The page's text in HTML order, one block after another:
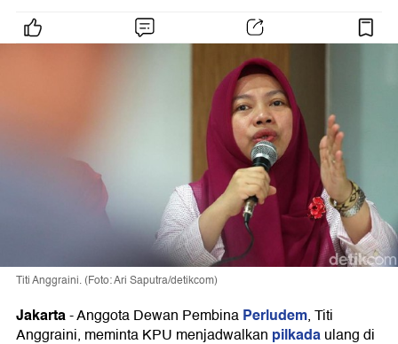
Titi Anggraini. (Foto: Ari Saputra/detikcom)
Jakarta-Anggota Dewan PembinaPerludem, Titi
Anggraini, meminta KPU menjadwalkan pilkadaulang di